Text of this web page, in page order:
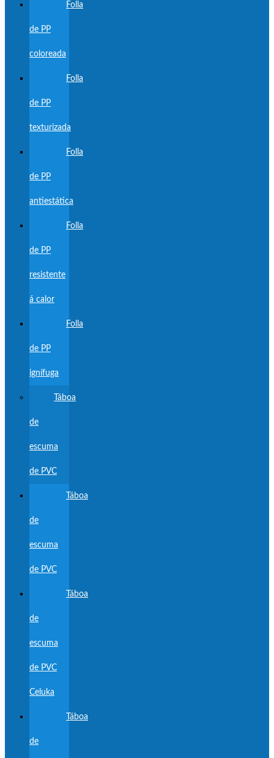
Folla
de PP
coloreada
Folla
de PP
texturizada
Folla
de PP
antiestática
Folla
de PP
resistente
á calor
Folla
de PP
ignífuga
Táboa
de
escuma
de PVC
Táboa
de
escuma
de PVC
Táboa
de
escuma
de PVC
Celuka
Táboa
de